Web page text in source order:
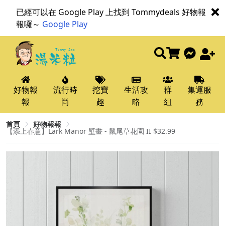
已經可以在 Google Play 上找到 Tommydeals 好物報
報囉～ Google Play
好物報
報
流行時
尚
挖寶
趣
生活攻
略
群
組
集運服
務
首頁 好物報報
【添上春意】Lark Manor 壁畫 - 鼠尾草花園 II $32.99